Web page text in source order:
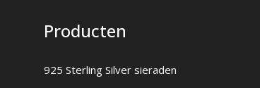
Producten
925 Sterling Silver sieraden